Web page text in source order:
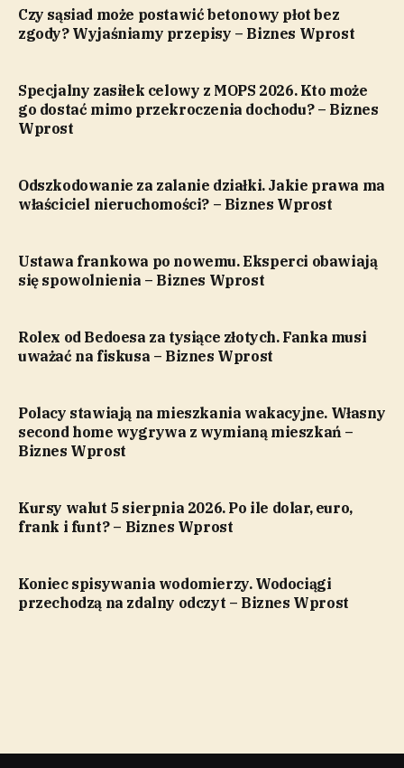
Czy sąsiad może postawić betonowy płot bez
zgody? Wyjaśniamy przepisy – Biznes Wprost
Specjalny zasiłek celowy z MOPS 2026. Kto może
go dostać mimo przekroczenia dochodu? – Biznes
Wprost
Odszkodowanie za zalanie działki. Jakie prawa ma
właściciel nieruchomości? – Biznes Wprost
Ustawa frankowa po nowemu. Eksperci obawiają
się spowolnienia – Biznes Wprost
Rolex od Bedoesa za tysiące złotych. Fanka musi
uważać na fiskusa – Biznes Wprost
Polacy stawiają na mieszkania wakacyjne. Własny
second home wygrywa z wymianą mieszkań –
Biznes Wprost
Kursy walut 5 sierpnia 2026. Po ile dolar, euro,
frank i funt? – Biznes Wprost
Koniec spisywania wodomierzy. Wodociągi
przechodzą na zdalny odczyt – Biznes Wprost